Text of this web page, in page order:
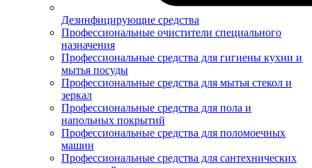
Дезинфицирующие средства
Профессиональные очистители специального
назначения
Профессиональные средства для гигиены кухни и
мытья посуды
Профессиональные средства для мытья стекол и
зеркал
Профессиональные средства для пола и
напольных покрытий
Профессиональные средства для поломоечных
машин
Профессиональные средства для сантехнических